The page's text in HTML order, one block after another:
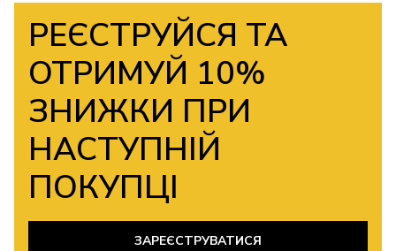
РЕЄСТРУЙСЯ ТА
ОТРИМУЙ 10%
ЗНИЖКИ ПРИ
НАСТУПНІЙ
ПОКУПЦІ
ЗАРЕЄСТРУВАТИСЯ